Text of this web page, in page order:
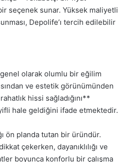
seçenek sunar. Yüksek maliyetli
Depolife’ı tercih edilebilir
genel olarak olumlu bir eğilim
ve estetik görünümünden
hissi sağladığını**
hale geldiğini ifade etmektedir.
ön planda tutan bir üründür.
çekerken, dayanıklılığı ve
boyunca konforlu bir çalışma